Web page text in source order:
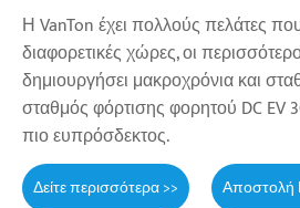
Η VanTon έχει πολλούς πελάτες
διαφορετικές χώρες, οι
δημιουργήσει μακροχρόνια και
σταθμός φόρτισης φορητού DC EV
πιο ευπρόσδεκτος.
Δείτε περισσότερα >> Αποστολή